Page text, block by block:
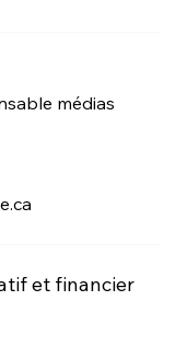
médias
et financier